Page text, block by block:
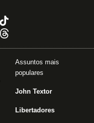
Assuntos mais
populares
John Textor
Libertadores